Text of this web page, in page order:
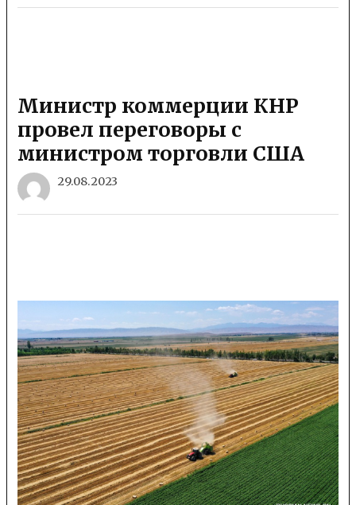
Министр коммерции КНР
провел переговоры с
министром торговли США
29.08.2023